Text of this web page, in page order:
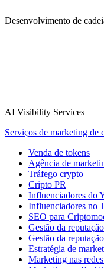
Desenvolvimento de
AI Visibility Services
Serviços de marketing de
Venda de tokens
Agência de
Tráfego crypto
Cripto PR
Influenciadores do
Influenciadores no
SEO para
Gestão da
Gestão da
Estratégia de
Marketing nas